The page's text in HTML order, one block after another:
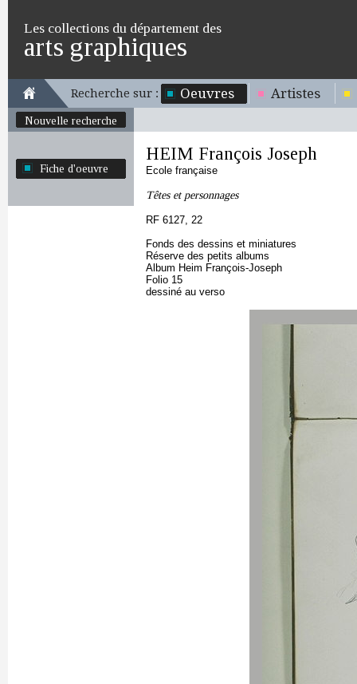
Les collections du département des
arts graphiques
Recherche sur : Oeuvres Artistes
Nouvelle recherche
Fiche d'oeuvre
HEIM François Joseph
Ecole française
Têtes et personnages
RF 6127, 22
Fonds des dessins et miniatures
Réserve des petits albums
Album Heim François-Joseph
Folio 15
dessiné au verso